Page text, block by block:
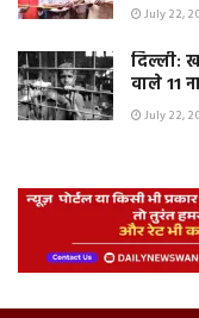
July 22,
दिल्ली:
वाले 11
July 22,